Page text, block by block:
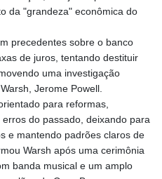
GGP 0.742819
GIP 0.742819
GMD 73.496998
GNF
8780.470902
GTQ 7.628337
GYD 209.158083
HKD 7.844705
HNL 26.796086
HRK 6.532399
da "grandeza" econômica do
precedentes sobre o banco
de juros, tentando destituir
uma investigação
Jerome Powell.
para reformas,
do passado, deixando para
e mantendo padrões claros de
Warsh após uma cerimônia
banda musical e um amplo